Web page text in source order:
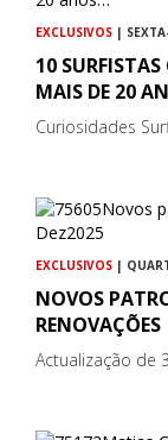
EXCLUSIVOS |
10
MAIS DE 20
Curiosidades
EXCLUSIVOS |
NOVOS
Actualização de